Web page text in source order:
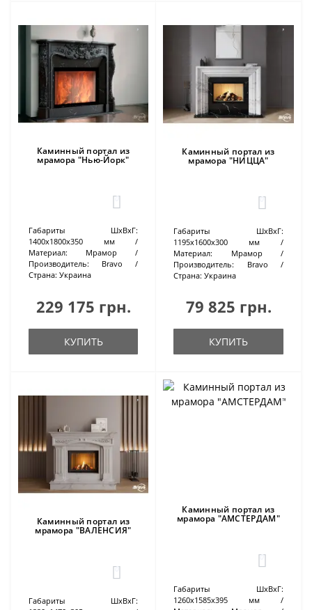
Каминный портал из
мрамора "Нью-Йорк"
0
Габариты ШхВхГ:
1400х1800х350 мм
Материал:
Мрамор
Производитель:
Bravo
Страна: Украина
229 175 грн.
КУПИТЬ
Каминный портал из
мрамора "НИЦЦА"
0
Габариты ШхВхГ:
1195х1600х300 мм
Материал:
Мрамор
Производитель:
Bravo
Страна: Украина
79 825 грн.
КУПИТЬ
Каминный портал из
мрамора "ВАЛЕНСИЯ"
0
Габариты ШхВхГ:
Каминный портал из
мрамора "АМСТЕРДАМ"
0
Габариты ШхВхГ:
1260х1585х395 мм